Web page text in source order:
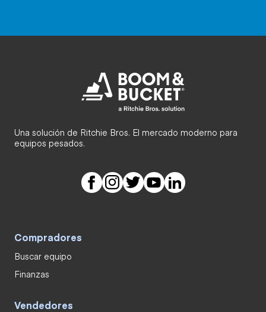
Una solución de Ritchie Bros. El mercado moderno para
equipos pesados.
Compradores
Buscar equipo
Finanzas
Vendedores